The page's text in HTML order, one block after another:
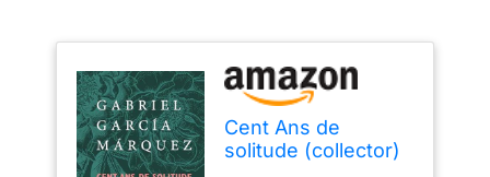
Cent Ans de
solitude (collector)